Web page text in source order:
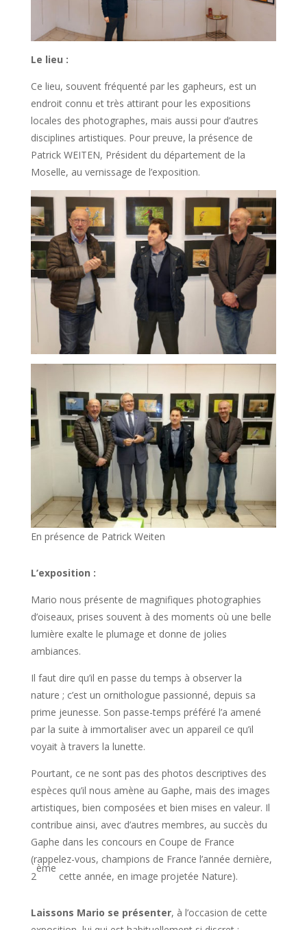
Le lieu :
Ce lieu, souvent fréquenté par les gapheurs, est un
endroit connu et très attirant pour les expositions
locales des photographes, mais aussi pour d’autres
disciplines artistiques. Pour preuve, la présence de
Patrick WEITEN, Président du département de la
Moselle, au vernissage de l’exposition.
En présence de Patrick Weiten
L’exposition :
Mario nous présente de magnifiques photographies
d’oiseaux, prises souvent à des moments où une belle
lumière exalte le plumage et donne de jolies
ambiances.
Il faut dire qu’il en passe du temps à observer la
nature ; c’est un ornithologue passionné, depuis sa
prime jeunesse. Son passe-temps préféré l’a amené
par la suite à immortaliser avec un appareil ce qu’il
voyait à travers la lunette.
Pourtant, ce ne sont pas des photos descriptives des
espèces qu’il nous amène au Gaphe, mais des images
artistiques, bien composées et bien mises en valeur. Il
contribue ainsi, avec d’autres membres, au succès du
Gaphe dans les concours en Coupe de France
(rappelez-vous, champions de France l’année dernière,
2
ème
cette année, en image projetée Nature).
Laissons Mario se présenter, à l’occasion de cette